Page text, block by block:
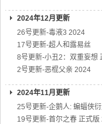
2024年12月更新
26号更新-毒液3 2024
17号更新-超人和露易丝
8号更新-小丑2：双重妄想
2号更新-恶棍父亲 2024
2024年11月更新
25号更新-企鹅人: 蝙蝠侠衍
19号更新-首尔之春 正式版